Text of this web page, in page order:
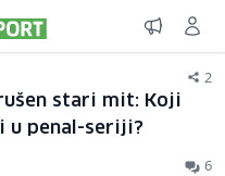
2
stari mit: Koji
penal-seriji?
6